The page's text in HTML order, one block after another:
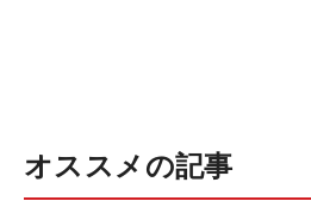
オススメの記事